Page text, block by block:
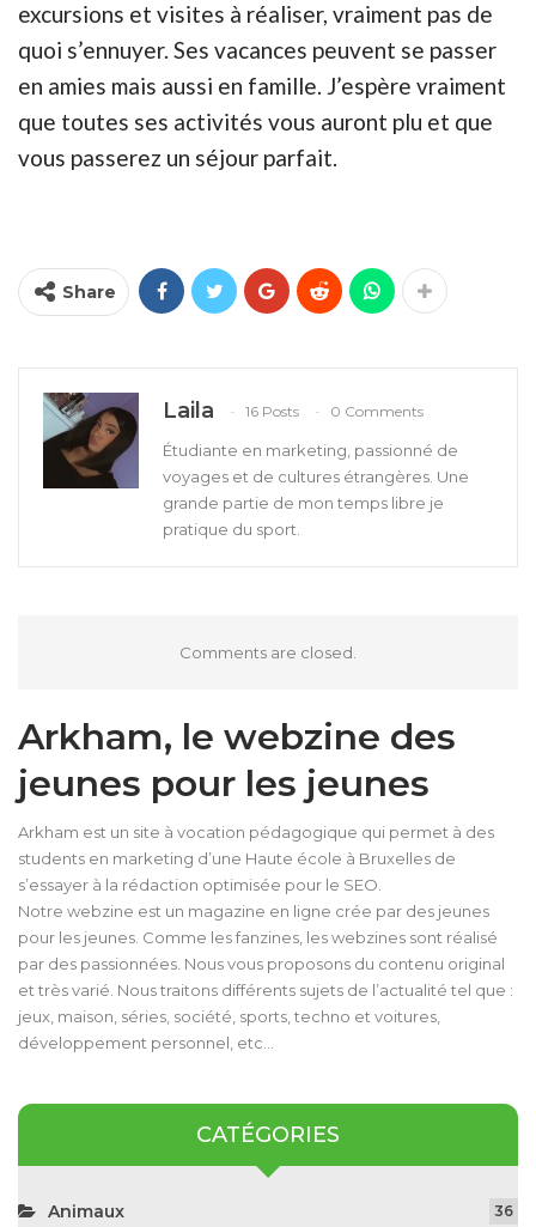
excursions et visites à réaliser, vraiment pas de
quoi s’ennuyer. Ses vacances peuvent se passer
en amies mais aussi en famille. J’espère vraiment
que toutes ses activités vous auront plu et que
vous passerez un séjour parfait.
Share
Laila 16 Posts 0 Comments
Étudiante en marketing, passionné de
voyages et de cultures étrangères. Une
grande partie de mon temps libre je
pratique du sport.
Comments are closed.
Arkham, le webzine des
jeunes pour les jeunes
Arkham est un site à vocation pédagogique qui permet à des
students en marketing d’une Haute école à Bruxelles de
s’essayer à la rédaction optimisée pour le SEO.
Notre webzine est un magazine en ligne crée par des jeunes
pour les jeunes. Comme les fanzines, les webzines sont réalisé
par des passionnées. Nous vous proposons du contenu original
et très varié. Nous traitons différents sujets de l’actualité tel que :
jeux, maison, séries, société, sports, techno et voitures,
développement personnel, etc…
CATÉGORIES
Animaux 36